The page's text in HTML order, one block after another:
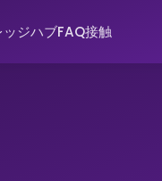
ジハブFAQ接触